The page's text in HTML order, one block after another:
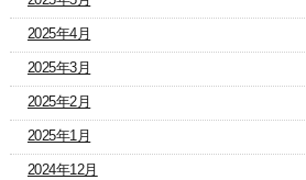
2025年4月
2025年3月
2025年2月
2025年1月
2024年12月